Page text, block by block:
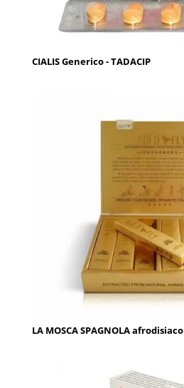
CIALIS Generico - TADACIP
LA MOSCA SPAGNOLA afrodisiaco